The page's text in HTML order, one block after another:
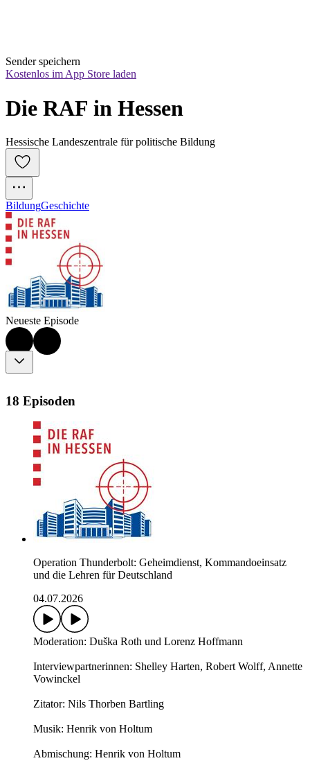
Sender speichern
Kostenlos im App Store laden
Die RAF in Hessen
Hessische Landeszentrale für politische Bildung
BildungGeschichte
Neueste Episode
18 Episoden
Operation Thunderbolt: Geheimdienst, Kommandoeinsatz
und die Lehren für Deutschland
04.07.2026
Moderation: Duška Roth und Lorenz Hoffmann
Interviewpartnerinnen: Shelley Harten, Robert Wolff, Annette
Vowinckel
Zitator: Nils Thorben Bartling
Musik: Henrik von Holtum
Abmischung: Henrik von Holtum